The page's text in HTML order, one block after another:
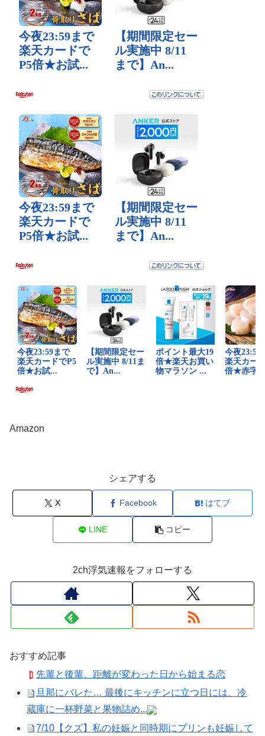
Amazon
シェアする
X Facebook はてブ
LINE コピー
2ch浮気速報をフォローする
おすすめ記事
先輩と後輩、距離が変わった日から始まる恋
旦那にバレた… 最後にキッチンに立つ日には、冷
蔵庫に一杯野菜と果物詰め...
7/10【クズ】私の妊娠と同時期にプリンも妊娠して